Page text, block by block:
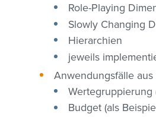
Role-Playing
Slowly Changing
Hierarchien
jeweils
Anwendungsfälle aus
Wertegruppierung
Budget (als